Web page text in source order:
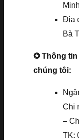
Địa
Bà
✪ Thông tin
chúng tôi:
Chi
–
TK: